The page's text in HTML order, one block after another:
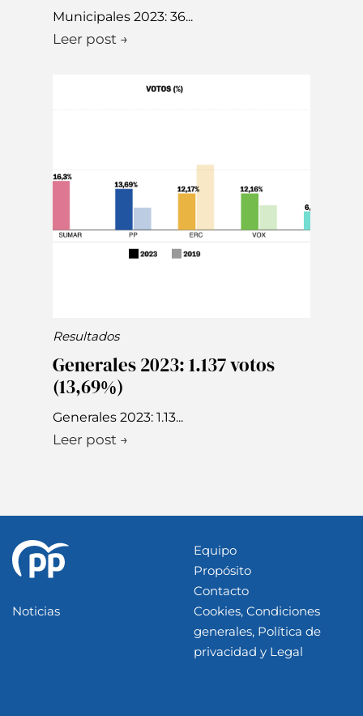
Municipales 2023: 36...
Leer post →
Resultados
Generales 2023: 1.137 votos
(13,69%)
Generales 2023: 1.13...
Leer post →
Equipo
Propósito
Contacto
Noticias
Cookies, Condiciones
generales, Política de
privacidad y Legal